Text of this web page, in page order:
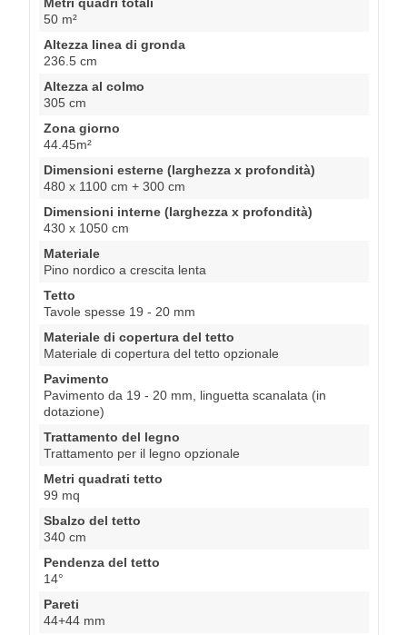
50 m²
Altezza linea di gronda
236.5 cm
Altezza al colmo
305 cm
Zona giorno
44.45m²
Dimensioni esterne (larghezza x profondità)
480 x 1100 cm + 300 cm
Dimensioni interne (larghezza x profondità)
430 x 1050 cm
Materiale
Pino nordico a crescita lenta
Tetto
Tavole spesse 19 - 20 mm
Materiale di copertura del tetto
Materiale di copertura del tetto opzionale
Pavimento
Pavimento da 19 - 20 mm, linguetta scanalata (in
dotazione)
Trattamento del legno
Trattamento per il legno opzionale
Metri quadrati tetto
99 mq
Sbalzo del tetto
340 cm
Pendenza del tetto
14°
Pareti
44+44 mm